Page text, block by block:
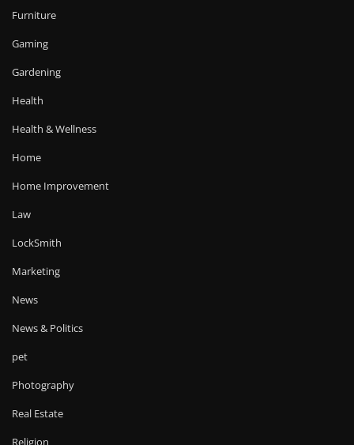
Furniture
Gaming
Gardening
Health
Health & Wellness
Home
Home Improvement
Law
LockSmith
Marketing
News
News & Politics
pet
Photography
Real Estate
Religion